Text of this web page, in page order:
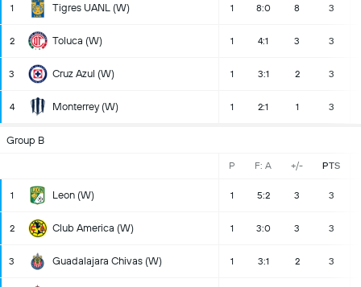
1 Tigres UANL (W) 1 8:0 8 3
2 Toluca (W) 1 4:1 3 3
3 Cruz Azul (W) 1 3:1 2 3
4 Monterrey (W) 1 2:1 1 3
Group B
P F: A +/- PTS
1 Leon (W) 1 5:2 3 3
2 Club America (W) 1 3:0 3 3
3 Guadalajara Chivas (W) 1 3:1 2 3